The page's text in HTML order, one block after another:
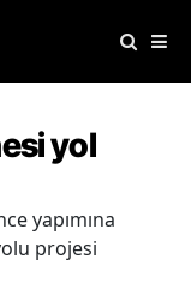
yol
yapımına
projesi